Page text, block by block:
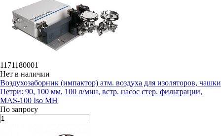
1171180001
Нет в наличии
Воздухозаборник (импактор) атм. воздуха для изоляторов, чашки
Петри: 90, 100 мм, 100 л/мин, встр. насос стер. фильтрации,
MAS-100 Iso MH
По запросу